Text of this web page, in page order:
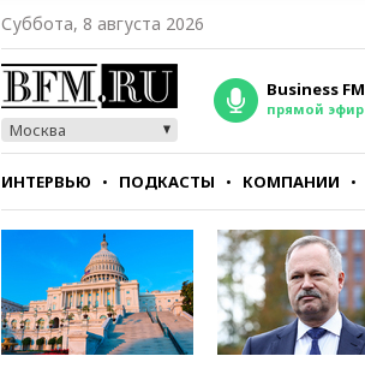
Суббота, 8 августа 2026
Москва
Business FM
прямой эфир
ИНТЕРВЬЮ ПОДКАСТЫ КОМПАНИИ
СТИЛЬ ТЕСТЫ